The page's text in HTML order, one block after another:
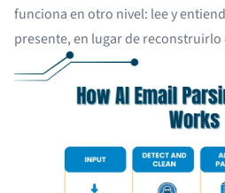
funciona en otro nivel: lee y
presente, en lugar de reconstruirlo